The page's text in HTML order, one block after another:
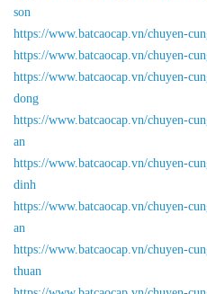
son
https://www.batcaocap.vn/chuyen-
https://www.batcaocap.vn/chuyen-
https://www.batcaocap.vn/chuyen-
dong
https://www.batcaocap.vn/chuyen-
an
https://www.batcaocap.vn/chuyen-
dinh
https://www.batcaocap.vn/chuyen-
an
https://www.batcaocap.vn/chuyen-
thuan